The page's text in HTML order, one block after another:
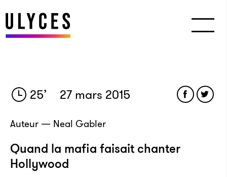
25’ 27 mars 2015
Auteur — Neal Gabler
Quand la mafia faisait chanter
Hollywood